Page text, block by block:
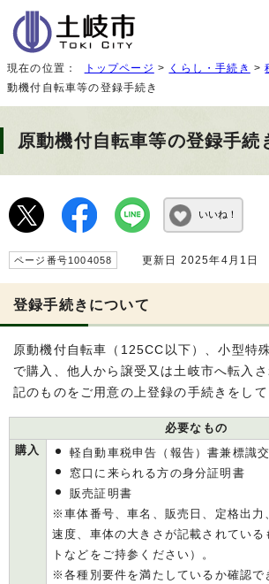
現在の位置： トップページ > くらし・手続き >
動機付自転車等の登録手続き
原動機付自転車等の登録手続
いいね！
ページ番号1004058 更新日 2025年4月1日
登録手続きについて
原動機付自転車（125CC以下）、小型特
で購入、他人から譲受又は土岐市へ転入
記のものをご用意の上登録の手続きをして
必要なもの
購入
軽自動車税申告（報告）書兼標識
窓口に来られる方の身分証明書
販売証明書
※車体番号、車名、販売日、定格出力
速度、車体の大きさが記載されている
トなどをご持参ください）。
※各種別要件を満たしているか確認で